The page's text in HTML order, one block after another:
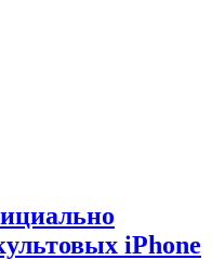
iPhone